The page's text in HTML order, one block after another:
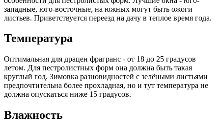
западные, юго-восточные, на южных могут быть ожоги
листьев. Приветствуется переезд на дачу в теплое время года.
Температура
Оптимальная для драцен фрагранс - от 18 до 25 градусов
летом. Для пестролистных форм она должна быть такая
круглый год. Зимовка разновидностей с зелёными листьями
предпочтительна более прохладная, но и тут температура не
должна опускаться ниже 15 градусов.
Влажность